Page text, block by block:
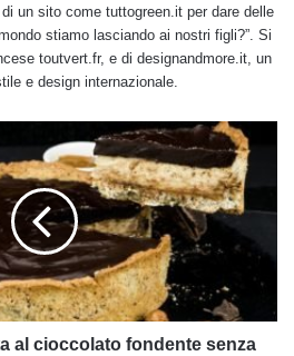
un sito come tuttogreen.it per dare delle
stiamo lasciando ai nostri figli?”. Si
toutvert.fr, e di designandmore.it, un
e design internazionale.
al cioccolato fondente senza